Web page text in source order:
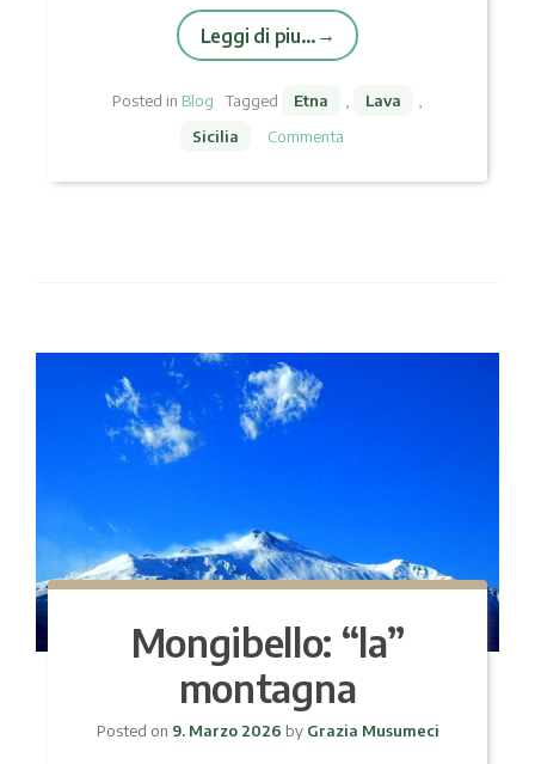
Leggi di piu…
Posted in Blog Tagged Etna Lava
Sicilia
Commenta
Mongibello: “la”
montagna
Posted on 9. Marzo 2026 byGrazia Musumeci